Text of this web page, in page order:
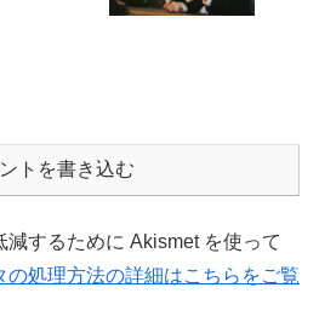
トを書き込む
減するために Akismet を使って
の処理方法の詳細はこちらをご覧